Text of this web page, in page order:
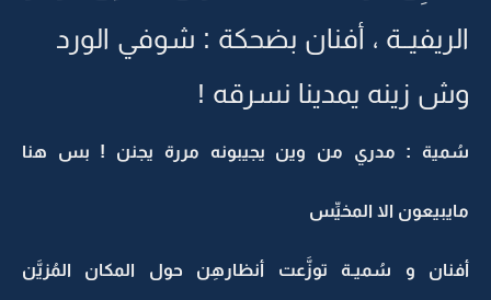
الريفيــة ، أفنان بضحكة : شوفي الورد
وش زينه يمدينا نسرقه !
سُمية : مدري من وين يجيبونه مررة يجنن ! بس هنا
مايبيعون الا المخيِّس
أفنان و سُميـة توزَّعت أنظارهِن حول المكان المُزيَّن